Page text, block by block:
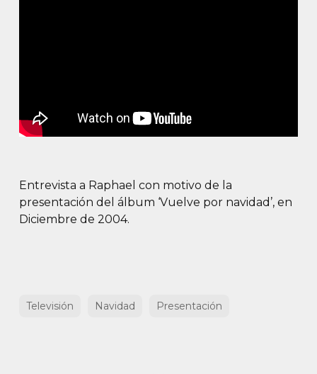
Entrevista a Raphael con motivo de la
presentación del álbum ‘Vuelve por navidad’, en
Diciembre de 2004.
Televisión Navidad Presentación